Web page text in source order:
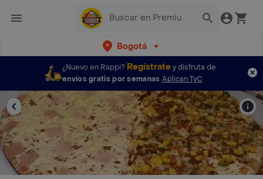
Bogotá
¿Nuevo en Rappi? Regístratey disfruta de
envíos gratis por semanas Aplican TyC